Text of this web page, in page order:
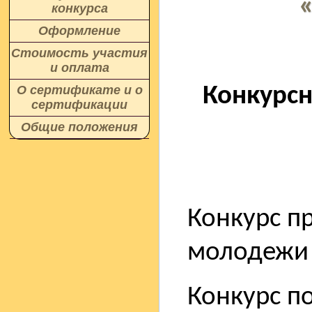
конкурса
Оформление
Стоимость участия
и оплата
О сертификате и о
сертификации
Общие положения
Конкурс
молодежи
Конкурс